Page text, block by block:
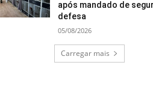
após mandado de
defesa
05/08/2026
Carregar mais